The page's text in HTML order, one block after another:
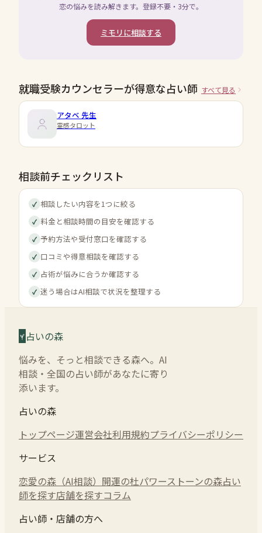
恋の悩みを読み解きます。登録不要・3分で。
ミモリに相談する
就職受験カウンセラーが得意な占い師 すべて見る
アタベ 先生
霊感タロット
相談前チェックリスト
✓ 相談したい内容を1つに絞る
✓ 料金と相談時間の目安を確認する
✓ 予約方法や受付窓口を確認する
✓ 口コミや得意相談を確認する
✓ 占術が悩みに合うか確認する
✓ 迷う場合はAI相談で状況を整理する
占いの森
悩みを、そっと相談できる森へ。AI
相談・全国の占い師があなたに寄り
添います。
占いの森
トップページ運営会社利用規約プライバシーポリシー
サービス
恋愛の森（AI相談） 開運の杜パワーストーンの森占い
師を探す店舗を探すコラム
占い師・店舗の方へ